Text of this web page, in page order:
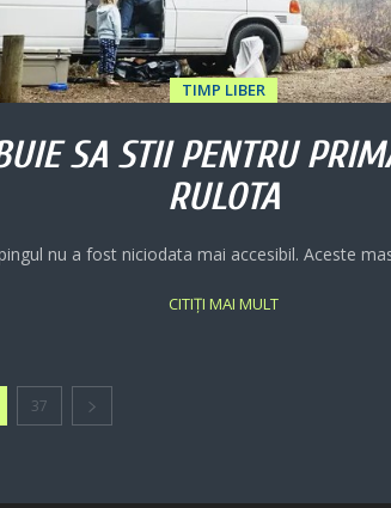
TIMP LIBER
SA STII PENTRU
RULOTA
nu a fost niciodata mai accesibil. Aceste
CITIȚI MAI MULT
37